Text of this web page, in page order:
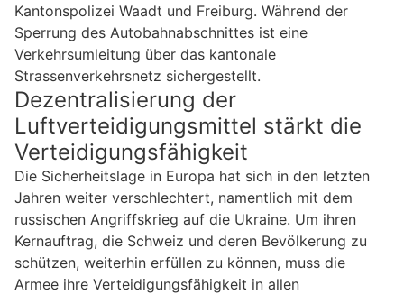
Kantonspolizei Waadt und Freiburg. Während der
Sperrung des Autobahnabschnittes ist eine
Verkehrsumleitung über das kantonale
Strassenverkehrsnetz sichergestellt.
Dezentralisierung der
Luftverteidigungsmittel stärkt die
Verteidigungsfähigkeit
Die Sicherheitslage in Europa hat sich in den letzten
Jahren weiter verschlechtert, namentlich mit dem
russischen Angriffskrieg auf die Ukraine. Um ihren
Kernauftrag, die Schweiz und deren Bevölkerung zu
schützen, weiterhin erfüllen zu können, muss die
Armee ihre Verteidigungsfähigkeit in allen